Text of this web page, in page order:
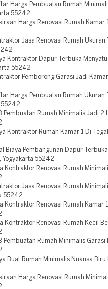
Harga Pembuatan Rumah
55242
Harga Renovasi Rumah Kamar
Jasa Renovasi Rumah Ukuran
Kontraktor Dapur Terbuka Menyatu
55242
Pemborong Garasi Jadi
Harga Pembuatan Rumah Ukuran
55242
Rumah Minimalis Jadi 2
Kontraktor Rumah Kamar 1 Di
Biaya Pembangunan Dapur
Yogyakarta 55242
Renovasi Rumah
Jasa Renovasi Rumah
55242
Renovasi Rumah Kamar
Renovasi Rumah Kecil
Rumah Minimalis Garasi
Buat Rumah Minimalis Nuansa Biru
Harga Renovasi Rumah